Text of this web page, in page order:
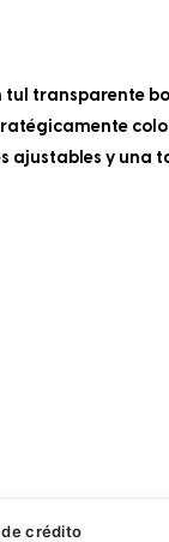
tul transparente
ajustables y una
crédito